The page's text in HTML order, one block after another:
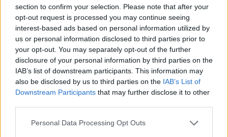
section to confirm your selection. Please note that after your
opt-out request is processed you may continue seeing
interest-based ads based on personal information utilized by
us or personal information disclosed to third parties prior to
your opt-out. You may separately opt-out of the further
disclosure of your personal information by third parties on the
IAB’s list of downstream participants. This information may
also be disclosed by us to third parties on the IAB’s List of
Downstream Participants that may further disclose it to other
Please note that this website/app uses one or more Google
Personal Data Processing Opt Outs
irányul, hanem a látogató felé. Meg kellett
tanulnunk a lehető legkevesebb eszközzel, mégis
érzékenyen segíteni a részvevők megéléseit. A
műtárgyakkal töltött idő és az ezzel együtt járó
megkerülhetetlen bevonódás mély érzelmi
reakciókat szülhet. Egy hagyományos
tárlatvezetésen erre kevéssé van esély, hiszen
objektív információkon keresztül kapcsolódunk a
látottakhoz. A slow-vezetésen azonban eljön az a
pont, ahol már nem a műtárgy felé irányul a
figyelmünk, hanem önmagunkba és saját